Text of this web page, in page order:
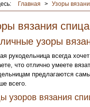
Главная > Узоры
вязания
узоры
рукодельница всегда
что отлично умеете
предлагаются
всего.
узоров вязания